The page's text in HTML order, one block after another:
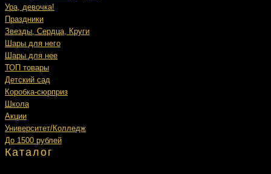
Ура, девочка!
Праздники
Звезды, Сердца, Круги
Шары для него
Шары для нее
ТОП товары
Детский сад
Коробка-сюрприз
Школа
Акции
Университет/Колледж
До 1500 рублей
Каталог